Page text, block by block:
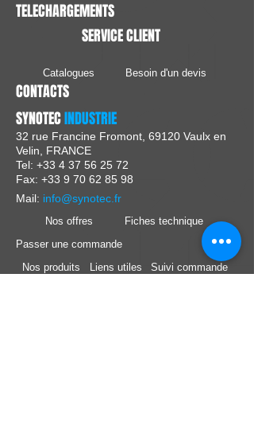
TELECHARGEMENTS
SERVICE CLIENT
Catalogues Besoin d'un devis
CONTACTS
SYNOTECINDUSTRIE
32 rue Francine Fromont, 69120 Vaulx en
Velin, FRANCE
Tel: +33 4 37 56 25 72
Fax: +33 9 70 62 85 98
Mail: info@synotec.fr
Nos offres
Fiches technique
Passer une commande
Nos produits
Liens utiles Suivi commande